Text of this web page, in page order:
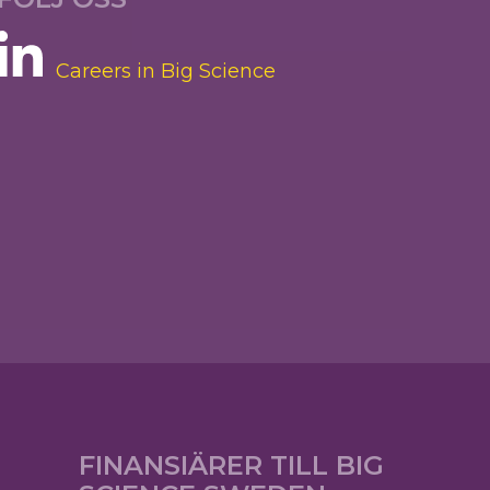
Careers in Big Science
FINANSIÄRER TILL BIG